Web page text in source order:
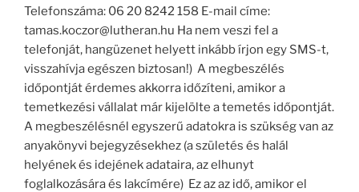
Telefonszáma: 06 20 8242 158 E-mail címe:
tamas.koczor@lutheran.hu Ha nem veszi fel a
telefonját, hangüzenet helyett inkább írjon egy SMS-t,
visszahívja egészen biztosan!) A megbeszélés
időpontját érdemes akkorra időzíteni, amikor a
temetkezési vállalat már kijelölte a temetés időpontját.
A megbeszélésnél egyszerű adatokra is szükség van az
anyakönyvi bejegyzésekhez (a születés és halál
helyének és idejének adataira, az elhunyt
foglalkozására és lakcímére) Ez az az idő, amikor el